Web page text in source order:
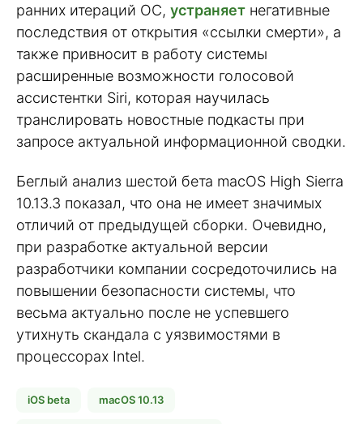
ранних итераций ОС, устраняет негативные
последствия от открытия «ссылки смерти», а
также привносит в работу системы
расширенные возможности голосовой
ассистентки Siri, которая научилась
транслировать новостные подкасты при
запросе актуальной информационной сводки.
Беглый анализ шестой бета macOS High Sierra
10.13.3 показал, что она не имеет значимых
отличий от предыдущей сборки. Очевидно,
при разработке актуальной версии
разработчики компании сосредоточились на
повышении безопасности системы, что
весьма актуально после не успевшего
утихнуть скандала с уязвимостями в
процессорах Intel.
iOS beta macOS 10.13